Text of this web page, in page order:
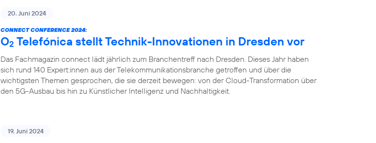
20. Juni 2024
CONNECT CONFERENCE 2024:
O2 Telefónica stellt Technik-Innovationen in Dresden vor
Das Fachmagazin connect lädt jährlich zum Branchentreff nach Dresden. Dieses Jahr haben
sich rund 140 Expert:innen aus der Telekommunikationsbranche getroffen und über die
wichtigsten Themen gesprochen, die sie derzeit bewegen: von der Cloud-Transformation über
den 5G-Ausbau bis hin zu Künstlicher Intelligenz und Nachhaltigkeit.
19. Juni 2024